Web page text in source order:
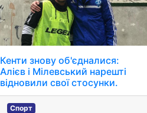
Кенти знову об'єдналися:
Алієв і Мілевський нарешті
відновили свої стосунки.
Спорт